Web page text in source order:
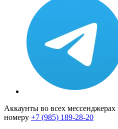
Аккаунты во всех
номеру +7 (985) 189-28-20